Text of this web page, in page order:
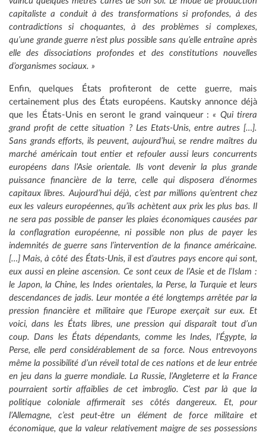
capitaliste a conduit à des transformations si profondes, à des
contradictions si choquantes, à des problèmes si complexes,
qu’une grande guerre n’est plus possible sans qu’elle entraîne après
elle des dissociations profondes et des constitutions nouvelles
d’organismes sociaux. »
Enfin, quelques États profiteront de cette guerre, mais
certainement plus des États européens. Kautsky annonce déjà
que les États-Unis en seront le grand vainqueur :« Qui tirera
grand profit de cette situation ? Les Etats-Unis, entre autres […].
Sans grands efforts, ils peuvent, aujourd’hui, se rendre maîtres du
marché américain tout entier et refouler aussi leurs concurrents
européens dans l’Asie orientale. Ils vont devenir la plus grande
puissance financière de la terre, celle qui disposera d’énormes
capitaux libres. Aujourd’hui déjà, c’est par millions qu’entrent chez
eux les valeurs européennes, qu’ils achètent aux prix les plus bas. Il
ne sera pas possible de panser les plaies économiques causées par
la conflagration européenne, ni possible non plus de payer les
indemnités de guerre sans l’intervention de la finance américaine.
[…] Mais, à côté des États-Unis, il est d’autres pays encore qui sont,
eux aussi en pleine ascension. Ce sont ceux de l’Asie et de l’Islam :
le Japon, la Chine, les Indes orientales, la Perse, la Turquie et leurs
descendances de jadis. Leur montée a été longtemps arrêtée par la
pression financière et militaire que l’Europe exerçait sur eux. Et
voici, dans les États libres, une pression qui disparaît tout d’un
coup. Dans les États dépendants, comme les Indes, l’Égypte, la
Perse, elle perd considérablement de sa force. Nous entrevoyons
même la possibilité d’un réveil total de ces nations et de leur entrée
en jeu dans la guerre mondiale. La Russie, l’Angleterre et la France
pourraient sortir affaiblies de cet imbroglio. C’est par là que la
politique coloniale affirmerait ses côtés dangereux. Et, pour
l’Allemagne, c’est peut-être un élément de force militaire et
économique, que la valeur relativement maigre de ses possessions